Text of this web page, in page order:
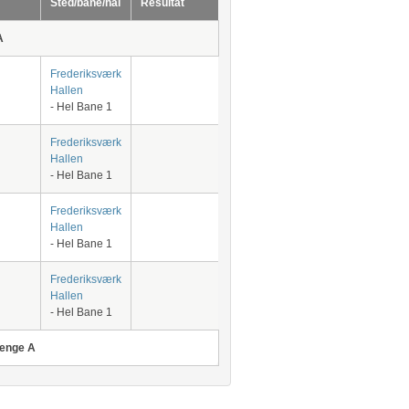
Sted/bane/hal Resultat
Frederiksværk
Hallen
- Hel Bane 1
Frederiksværk
Hallen
- Hel Bane 1
Frederiksværk
Hallen
- Hel Bane 1
Frederiksværk
Hallen
- Hel Bane 1
A